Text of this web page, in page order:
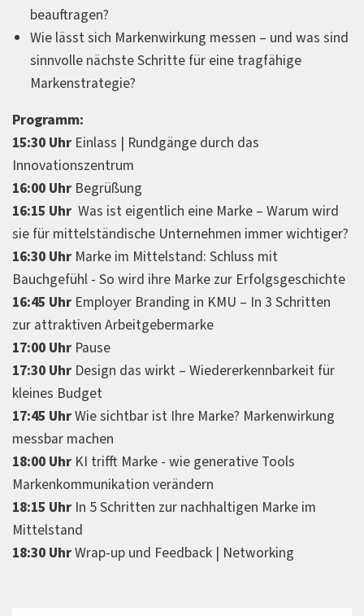
beauftragen?
Wie lässt sich Markenwirkung messen – und was sind
sinnvolle nächste Schritte für eine tragfähige
Markenstrategie?
Programm:
15:30 Uhr Einlass | Rundgänge durch das
Innovationszentrum
16:00 Uhr Begrüßung
16:15 Uhr Was ist eigentlich eine Marke – Warum wird
sie für mittelständische Unternehmen immer wichtiger?
16:30 Uhr Marke im Mittelstand: Schluss mit
Bauchgefühl - So wird ihre Marke zur Erfolgsgeschichte
16:45 Uhr Employer Branding in KMU – In 3 Schritten
zur attraktiven Arbeitgebermarke
17:00 Uhr Pause
17:30 Uhr Design das wirkt – Wiedererkennbarkeit für
kleines Budget
17:45 UhrWie sichtbar ist Ihre Marke? Markenwirkung
messbar machen
18:00 Uhr KI trifft Marke - wie generative Tools
Markenkommunikation verändern
18:15 Uhr In 5 Schritten zur nachhaltigen Marke im
Mittelstand
18:30 UhrWrap-up und Feedback | Networking